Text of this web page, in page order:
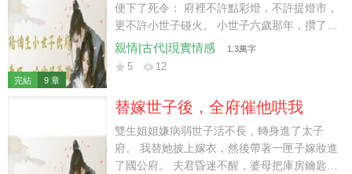
完結 9 章
便下了死令： 府裡不許點彩燈，不許提燈市，
更不許小世子碰火。 小世子六歲那年，攢了許
久的零嘴錢，捧著一張船燈圖來找我。 他說想
親手做一盞燈，放進水渠裡，請風替他捎給從
衣。偏有個昔日同窗故意撞翻燈架，火苗順著
燈油躥上來，小世子僵在原地，連哭都忘了。
顧承野趕到時，抱起兒子，冷聲吩咐管家：
「西市今日餘下的義賣燈，侯府全數買下。至
親情|古代|現實情感 1.3萬字
5 12
替嫁世子後，全府催他哄我
雙生姐姐嫌病弱世子活不長，轉身進了太子
府。 我替她披上嫁衣，然後帶著一匣子嫁妝進
了國公府。 夫君昏迷不醒，婆母把庫房鑰匙交